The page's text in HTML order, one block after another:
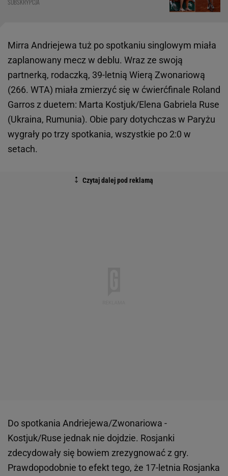
SUBSKRYPCJA
Mirra Andriejewa tuż po spotkaniu singlowym miała
zaplanowany mecz w deblu. Wraz ze swoją
partnerką, rodaczką, 39-letnią Wierą Zwonariową
(266. WTA) miała zmierzyć się w ćwierćfinale Roland
Garros z duetem: Marta Kostjuk/Elena Gabriela Ruse
(Ukraina, Rumunia). Obie pary dotychczas w Paryżu
wygrały po trzy spotkania, wszystkie po 2:0 w
setach.
Do spotkania Andriejewa/Zwonariowa -
Kostjuk/Ruse jednak nie dojdzie. Rosjanki
zdecydowały się bowiem zrezygnować z gry.
Prawdopodobnie to efekt tego, że 17-letnia Rosjanka